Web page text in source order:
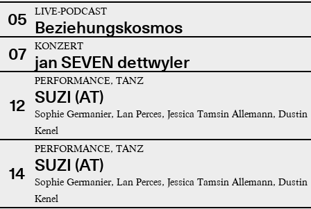
05 LIVE-PODCAST
Beziehungskosmos
07
KONZERT
jan SEVEN dettwyler
12
PERFORMANCE, TANZ
SUZI (AT)
Sophie Germanier, Lan Perces, Jessica Tamsin Allemann, Dustin
Kenel
14
PERFORMANCE, TANZ
SUZI (AT)
Sophie Germanier, Lan Perces, Jessica Tamsin Allemann, Dustin
Kenel